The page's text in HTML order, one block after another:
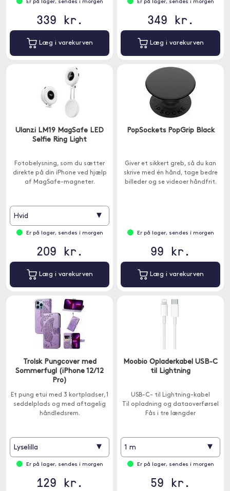
Er på lager, sendes i morgen
339 kr.
Læg i varekurven
Er på lager, sendes i morgen
349 kr.
Læg i varekurven
Ulanzi LM19 MagSafe LED
Selfie Ring Light
Fotobelysning, som du sætter
direkte på din iPhone ved hjælp
af MagSafe-magneter.
Hvid ▾
Er på lager, sendes i morgen
209 kr.
Læg i varekurven
PopSockets PopGrip Black
Giver et sikkert greb, så du kan
skrive med én hånd, tage bedre
billeder og se videoer håndfrit.
Er på lager, sendes i morgen
99 kr.
Læg i varekurven
Trolsk Pungcover med
Sommerfugl (iPhone 12/12
Pro)
Et pung etui med 3 kortpladser, 1
seddelplads og med aftagelig
håndledsrem.
Lyselilla ▾
Er på lager, sendes i morgen
129 kr.
Moobio Opladerkabel USB-C
til Lightning
USB-C- til Lightning-kabel
Til opladning og dataoverførsel
Fås i tre længder
1 m ▾
Er på lager, sendes i morgen
59 kr.